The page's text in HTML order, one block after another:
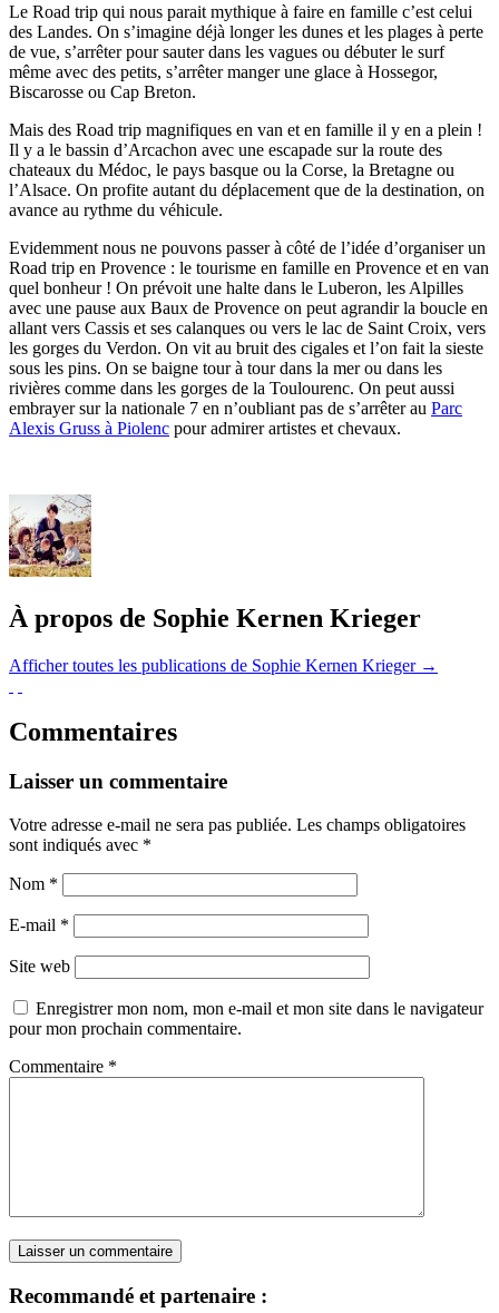
Le Road trip qui nous parait mythique à faire en famille c’est celui
des Landes. On s’imagine déjà longer les dunes et les plages à perte
de vue, s’arrêter pour sauter dans les vagues ou débuter le surf
même avec des petits, s’arrêter manger une glace à Hossegor,
Biscarosse ou Cap Breton.
Mais des Road trip magnifiques en van et en famille il y en a plein !
Il y a le bassin d’Arcachon avec une escapade sur la route des
chateaux du Médoc, le pays basque ou la Corse, la Bretagne ou
l’Alsace. On profite autant du déplacement que de la destination, on
avance au rythme du véhicule.
Evidemment nous ne pouvons passer à côté de l’idée d’organiser un
Road trip en Provence : le tourisme en famille en Provence et en van
quel bonheur ! On prévoit une halte dans le Luberon, les Alpilles
avec une pause aux Baux de Provence on peut agrandir la boucle en
allant vers Cassis et ses calanques ou vers le lac de Saint Croix, vers
les gorges du Verdon. On vit au bruit des cigales et l’on fait la sieste
sous les pins. On se baigne tour à tour dans la mer ou dans les
rivières comme dans les gorges de la Toulourenc. On peut aussi
embrayer sur la nationale 7 en n’oubliant pas de s’arrêter au Parc
Alexis Gruss à Piolenc pour admirer artistes et chevaux.
À propos de Sophie Kernen Krieger
Afficher toutes les publications de Sophie Kernen Krieger →
Commentaires
Laisser un commentaire
Votre adresse e-mail ne sera pas publiée. Les champs obligatoires
sont indiqués avec *
Nom *
E-mail *
Site web
Enregistrer mon nom, mon e-mail et mon site dans le navigateur
pour mon prochain commentaire.
Commentaire *
Recommandé et partenaire :